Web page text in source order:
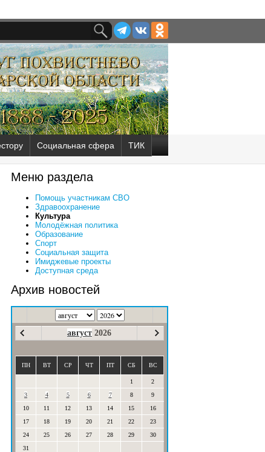
Социальная сфера ТИК
Меню раздела
Помощь участникам СВО
Здравоохранение
Культура
Молодёжная политика
Образование
Спорт
Социальная защита
Имиджевые проекты
Доступная среда
Архив новостей
август 2026
ПН ВТ СР ЧТ ПТ СБ ВС
1
2
3
4 5 6 7 8
9
10
11 12 13 14 15
16
17
18 19 20 21 22
23
24
25 26 27 28 29
30
31